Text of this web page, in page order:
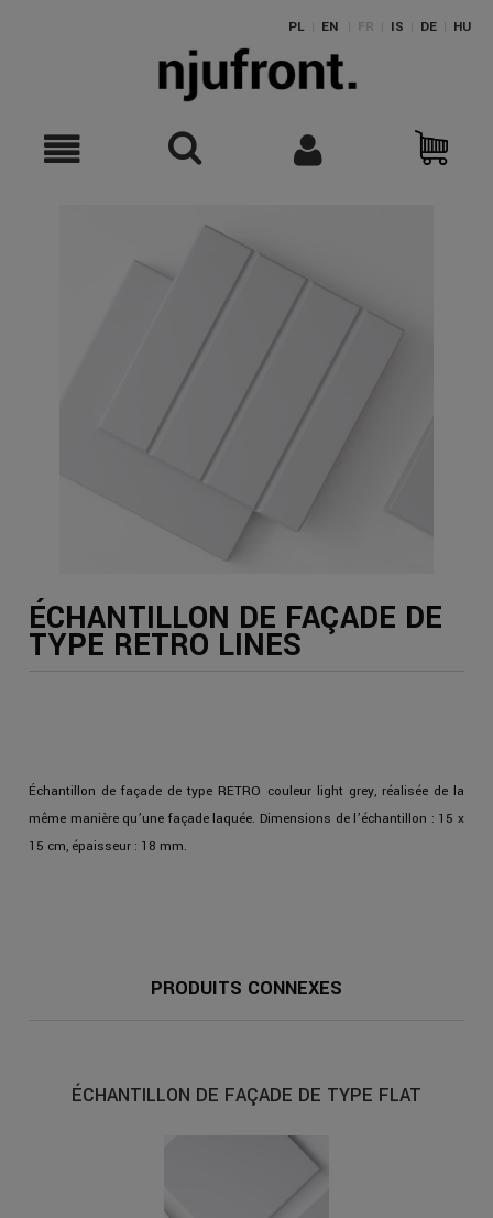
PL EN FR IS DE HU
ÉCHANTILLON DE FAÇADE DE
TYPE RETRO LINES
Échantillon de façade de type RETRO couleur light grey, réalisée de la
même manière qu’une façade laquée. Dimensions de l’échantillon : 15 x
15 cm, épaisseur : 18 mm.
PRODUITS CONNEXES
ÉCHANTILLON DE FAÇADE DE TYPE FLAT